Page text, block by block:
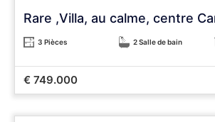
Rare ,Villa, au calme, centre
3 Pièces 2 Salle de bain
€ 749.000